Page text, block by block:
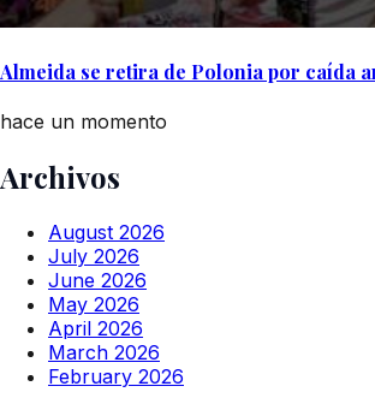
Almeida se retira de Polonia por caída
hace un momento
Archivos
August 2026
July 2026
June 2026
May 2026
April 2026
March 2026
February 2026